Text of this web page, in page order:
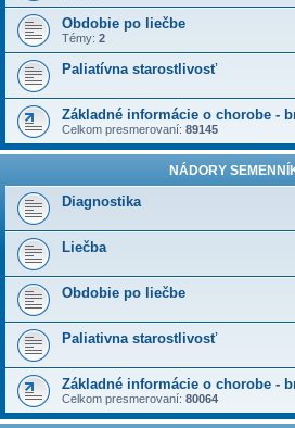
Obdobie po liečbe
Témy: 2
Paliatívna starostlivosť
Základné informácie o chorobe -
Celkom presmerovaní: 89145
NÁDORY
Diagnostika
Liečba
Obdobie po liečbe
Paliativna starostlivosť
Základné informácie o chorobe -
Celkom presmerovaní: 80064